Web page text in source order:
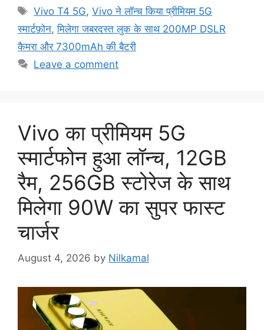
Tags
Vivo T4 5G,Vivo ने लॉन्च किया प्रीमियम 5G
स्मार्टफ़ोन,मिलेगा जबरदस्त लुक के साथ 200MP DSLR
कैमरा और 7300mAh की बैटरी
Leave a comment
Vivo का प्रीमियम 5G
स्मार्टफोन हुआ लॉन्च, 12GB
रैम, 256GB स्टोरेज के साथ
मिलेगा 90W का सुपर फास्ट
चार्जर
August 4, 2026 by Nilkamal